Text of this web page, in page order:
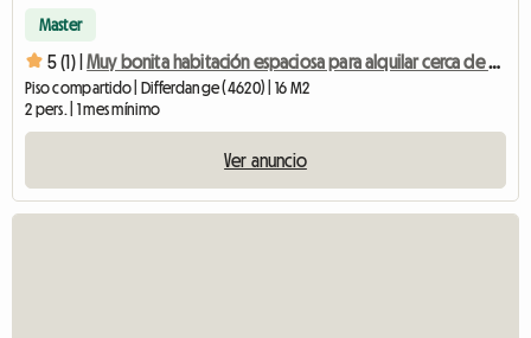
Master
5 (1) | Muy bonita habitación espaciosa para alquilar cerca de servicios.
Piso compartido | Differdange (4620) | 16 M2
2 pers. | 1 mes mínimo
Ver anuncio